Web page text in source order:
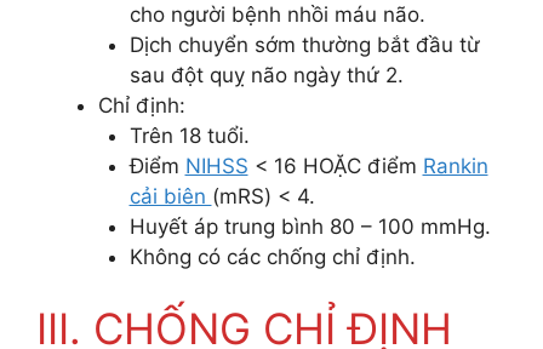
cho người bệnh nhồi máu não.
Dịch chuyển sớm thường bắt đầu từ
sau đột quỵ não ngày thứ 2.
Chỉ định:
Trên 18 tuổi.
Điểm NIHSS < 16 HOẶC điểm Rankin
cải biên (mRS) < 4.
Huyết áp trung bình 80 – 100 mmHg.
Không có các chống chỉ định.
III. CHỐNG CHỈ ĐỊNH